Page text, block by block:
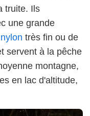
truite. Ils
une grande
nylon très fin ou de
servent à la pêche
montagne,
en lac d'altitude,